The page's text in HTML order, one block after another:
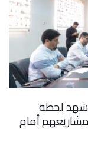
شهد لحظة
أمام